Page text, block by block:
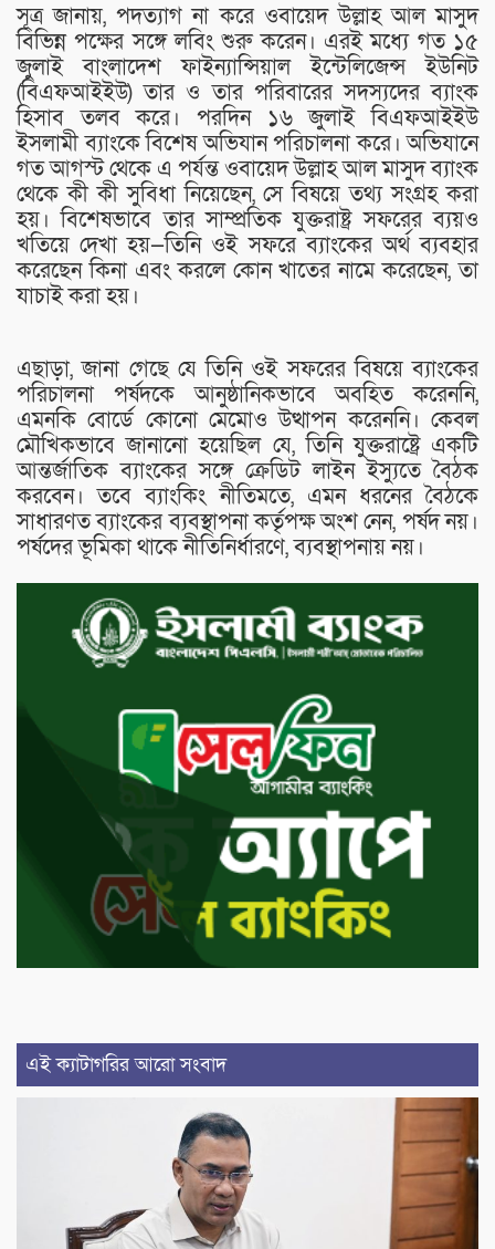
সূত্র জানায়, পদত্যাগ না করে ওবায়েদ উল্লাহ আল মাসুদ
বিভিন্ন পক্ষের সঙ্গে লবিং শুরু করেন। এরই মধ্যে গত ১৫
জুলাই বাংলাদেশ ফাইন্যান্সিয়াল ইন্টেলিজেন্স ইউনিট
(বিএফআইইউ) তার ও তার পরিবারের সদস্যদের ব্যাংক
হিসাব তলব করে। পরদিন ১৬ জুলাই বিএফআইইউ
ইসলামী ব্যাংকে বিশেষ অভিযান পরিচালনা করে। অভিযানে
গত আগস্ট থেকে এ পর্যন্ত ওবায়েদ উল্লাহ আল মাসুদ ব্যাংক
থেকে কী কী সুবিধা নিয়েছেন, সে বিষয়ে তথ্য সংগ্রহ করা
হয়। বিশেষভাবে তার সাম্প্রতিক যুক্তরাষ্ট্র সফরের ব্যয়ও
খতিয়ে দেখা হয়—তিনি ওই সফরে ব্যাংকের অর্থ ব্যবহার
করেছেন কিনা এবং করলে কোন খাতের নামে করেছেন, তা
যাচাই করা হয়।
এছাড়া, জানা গেছে যে তিনি ওই সফরের বিষয়ে ব্যাংকের
পরিচালনা পর্ষদকে আনুষ্ঠানিকভাবে অবহিত করেননি,
এমনকি বোর্ডে কোনো মেমোও উত্থাপন করেননি। কেবল
মৌখিকভাবে জানানো হয়েছিল যে, তিনি যুক্তরাষ্ট্রে একটি
আন্তর্জাতিক ব্যাংকের সঙ্গে ক্রেডিট লাইন ইস্যুতে বৈঠক
করবেন। তবে ব্যাংকিং নীতিমতে, এমন ধরনের বৈঠকে
সাধারণত ব্যাংকের ব্যবস্থাপনা কর্তৃপক্ষ অংশ নেন, পর্ষদ নয়।
পর্ষদের ভূমিকা থাকে নীতিনির্ধারণে, ব্যবস্থাপনায় নয়।
এই ক্যাটাগরির আরো সংবাদ